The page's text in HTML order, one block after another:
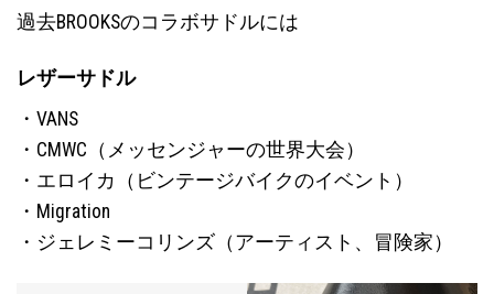
過去BROOKSのコラボサドルには
レザーサドル
・VANS
・CMWC（メッセンジャーの世界大会）
・エロイカ（ビンテージバイクのイベント）
・Migration
・ジェレミーコリンズ（アーティスト、冒険家）